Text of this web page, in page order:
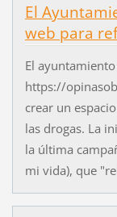
El
web para
El
https://
crear un
las drogas. La
la última
mi vida), que